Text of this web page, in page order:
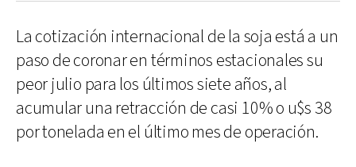
La cotización internacional de la soja está a un
paso de coronar en términos estacionales su
peor julio para los últimos siete años, al
acumular una retracción de casi 10% o u$s 38
por tonelada en el último mes de operación.